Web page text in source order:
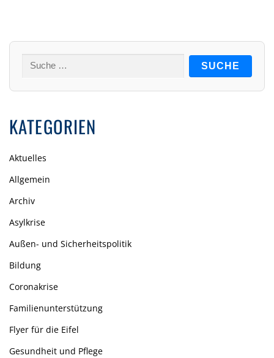
Suche
KATEGORIEN
Aktuelles
Allgemein
Archiv
Asylkrise
Außen- und Sicherheitspolitik
Bildung
Coronakrise
Familienunterstützung
Flyer für die Eifel
Gesundheit und Pflege